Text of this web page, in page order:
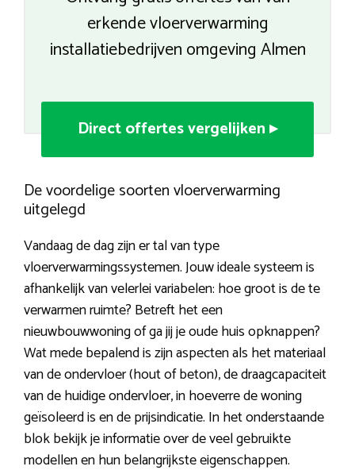
erkende vloerverwarming
installatiebedrijven omgeving Almen
Direct offertes vergelijken ▸
De voordelige soorten vloerverwarming
uitgelegd
Vandaag de dag zijn er tal van type
vloerverwarmingssystemen. Jouw ideale systeem is
afhankelijk van velerlei variabelen: hoe groot is de te
verwarmen ruimte? Betreft het een
nieuwbouwwoning of ga jij je oude huis opknappen?
Wat mede bepalend is zijn aspecten als het materiaal
van de ondervloer (hout of beton), de draagcapaciteit
van de huidige ondervloer, in hoeverre de woning
geïsoleerd is en de prijsindicatie. In het onderstaande
blok bekijk je informatie over de veel gebruikte
modellen en hun belangrijkste eigenschappen.